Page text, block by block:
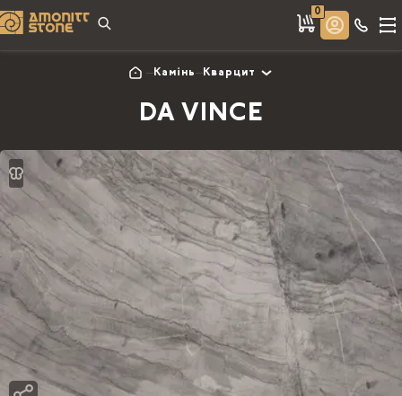
0
Камінь Кварцит
DA VINCE